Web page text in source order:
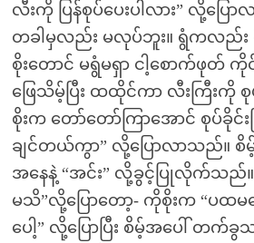
လီးကို ပြန်စုပ်ပေးပါလား” လို့ပြ
တခါမှလည်း မလုပ်ဘူး။ ရွံကလည်း
စိုးတောင် မရွံမရှာ ငါ့စောက်ဖုတ်
ဖြေသိမ့်ပြီး ထထိုင်ကာ လီးကြီး
စိုးက တော်တော်ကြာအောင် စုပ်ခိုင်း
ချင်တယ်ကွာ” လို့ပြောလာသည်။ စိ
အနေနဲ့ “အင်း” လို့ခွင့်ပြုလိုက်သည်။ ပ
မသိ”လို့ပြောတော့- ကိုစိုးက “ပထမတ
ပေါ့” လို့ပြောပြီး စိမ့်အပေါ် တ